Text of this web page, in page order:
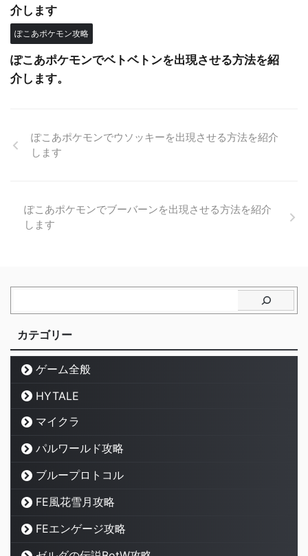
介します
ぽこあポケモン攻略
ぽこあポケモンでベトベトンを出現させる方法を紹
介します。
ぽこあポケモンでウソッキーを出現させる方法を紹介
します
ぽこあポケモンでブーバーンを出現させる方法を紹介
します
カテゴリー
ゲーム全般
HYTALE
マイクラ
パルワールド攻略
ブループロトコル
FE風花雪月攻略
FEエンゲージ攻略